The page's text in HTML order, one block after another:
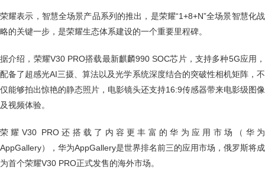
荣耀表示，智慧全场景产品系列的推出，是荣耀“1+8+N”全场景智慧化战
略的关键一步，是荣耀生态体系建设的一个重要里程碑。
据介绍，荣耀V30 PRO搭载最新麒麟990 SOC芯片，支持多种5G应用，
配备了超感光AI三摄、算法以及光学系统深度结合的突破性相机矩阵，不
仅能够拍出惊艳的静态照片，电影镜头还支持16:9传感器带来电影级图像
及视频体验。
荣耀V30 PRO还搭载了内容更丰富的华为应用市场（华为
AppGallery），华为AppGallery是世界排名前三的应用市场，俄罗斯将成
为首个荣耀V30 PRO正式发售的海外市场。